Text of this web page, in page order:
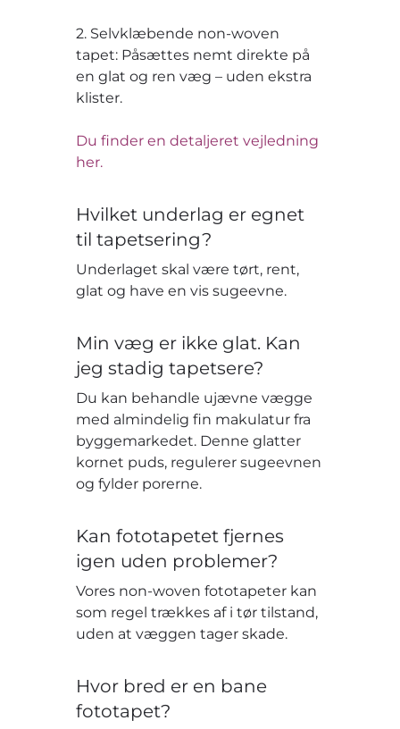
2. Selvklæbende non-woven
tapet: Påsættes nemt direkte på
en glat og ren væg – uden ekstra
klister.
Du finder en detaljeret vejledning
her.
Hvilket underlag er egnet
til tapetsering?
Underlaget skal være tørt, rent,
glat og have en vis sugeevne.
Min væg er ikke glat. Kan
jeg stadig tapetsere?
Du kan behandle ujævne vægge
med almindelig fin makulatur fra
byggemarkedet. Denne glatter
kornet puds, regulerer sugeevnen
og fylder porerne.
Kan fototapetet fjernes
igen uden problemer?
Vores non-woven fototapeter kan
som regel trækkes af i tør tilstand,
uden at væggen tager skade.
Hvor bred er en bane
fototapet?